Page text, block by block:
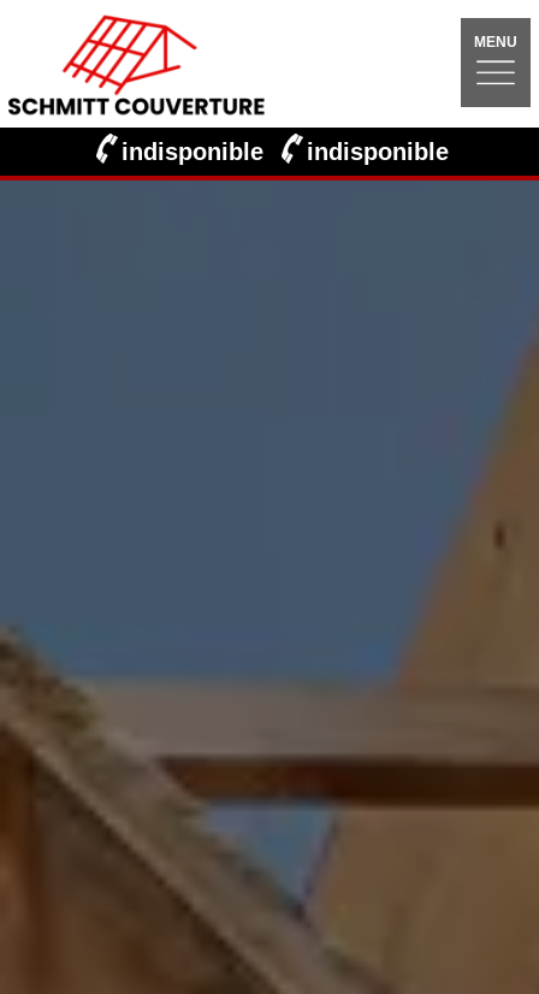
MENU
indisponible indisponible